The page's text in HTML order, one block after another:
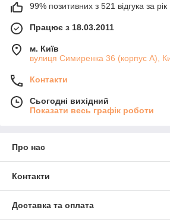
99% позитивних з 521 відгука за рік
Працює з 18.03.2011
м. Київ
вулиця Симиренка 36 (корпус А),
Контакти
Сьогодні вихідний
Показати весь графік роботи
Про нас
Контакти
Доставка та оплата